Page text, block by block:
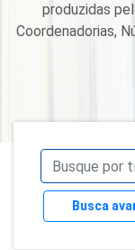
produzidas
Coordenadorias,
Busca